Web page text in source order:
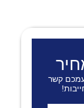
עמכם קשר